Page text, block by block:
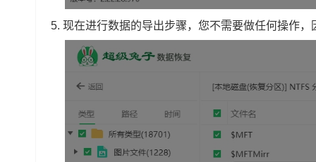
5. 现在进行数据的导出步骤，您不需要做任何操作